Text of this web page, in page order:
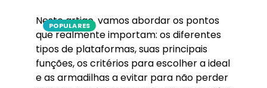
POPULARES
Neste artigo, vamos abordar os pontos
que realmente importam: os diferentes
tipos de plataformas, suas principais
funções, os critérios para escolher a ideal
e as armadilhas a evitar para não perder